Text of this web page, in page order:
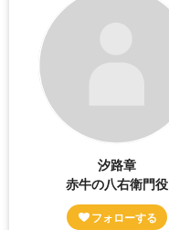
汐路章
赤牛の八右衛門役